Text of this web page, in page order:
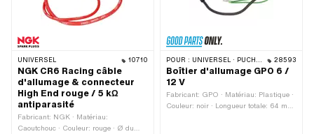
UNIVERSEL 10710
NGK CR6 Racing câble
d'allumage & connecteur
High End rouge / 5 kΩ
antiparasité
Fabricant: NGK · Matériau:
Caoutchouc · Couleur: rouge · Ø du
POUR : UNIVERSEL · PUCH · SACHS · ZÜNDAPP BELMONDO 28593
Boîtier d'allumage GPO 6 /
12 V
Fabricant: GPO · Matériau: Plastique ·
Couleur: noir · Longueur totale: 64 mm